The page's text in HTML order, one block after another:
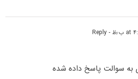
- Reply
سوالت پاسخ داده شده